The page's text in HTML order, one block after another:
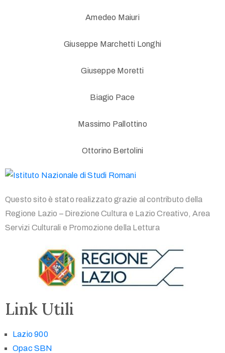
Amedeo Maiuri
Giuseppe Marchetti Longhi
Giuseppe Moretti
Biagio Pace
Massimo Pallottino
Ottorino Bertolini
Questo sito è stato realizzato grazie al contributo della
Regione Lazio – Direzione Cultura e Lazio Creativo, Area
Servizi Culturali e Promozione della Lettura
Link Utili
Lazio 900
Opac SBN